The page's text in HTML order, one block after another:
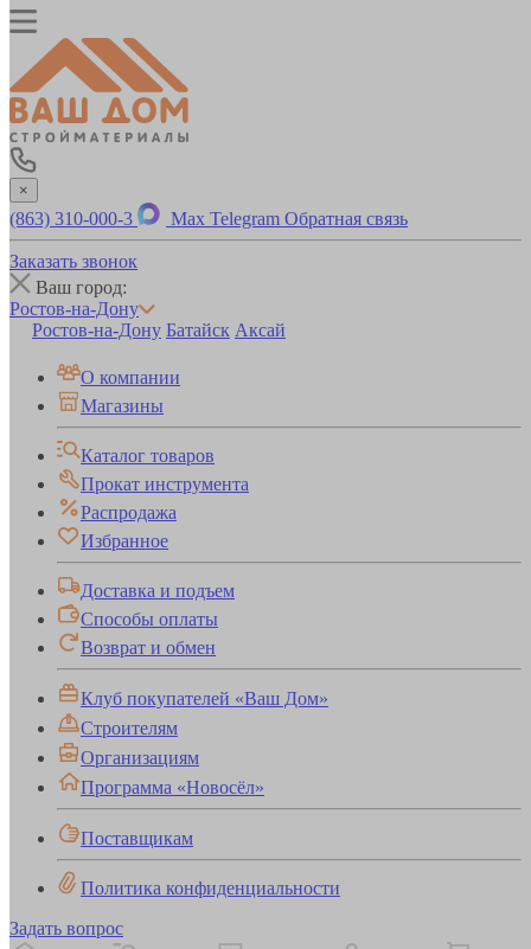
×
(863) 310-000-3 Max Telegram Обратная связь
Заказать звонок
Ваш город:
Ростов-на-Дону
Ростов-на-Дону Батайск Аксай
О компании
Магазины
Каталог товаров
Прокат инструмента
Распродажа
Избранное
Доставка и подъем
Способы оплаты
Возврат и обмен
Клуб покупателей «Ваш Дом»
Строителям
Организациям
Программа «Новосёл»
Поставщикам
Политика конфиденциальности
Задать вопрос